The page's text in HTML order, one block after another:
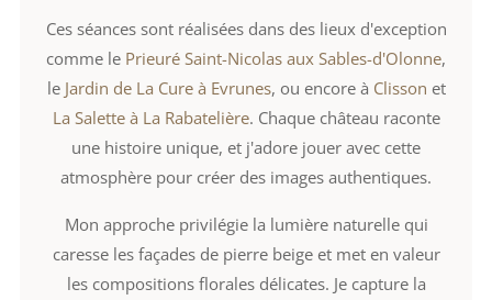
Ces séances sont réalisées dans des lieux d'exception
comme le Prieuré Saint-Nicolas aux Sables-d'Olonne,
le Jardin de La Cure à Evrunes, ou encore à Clisson et
La Salette à La Rabatelière. Chaque château raconte
une histoire unique, et j'adore jouer avec cette
atmosphère pour créer des images authentiques.
Mon approche privilégie la lumière naturelle qui
caresse les façades de pierre beige et met en valeur
les compositions florales délicates. Je capture la